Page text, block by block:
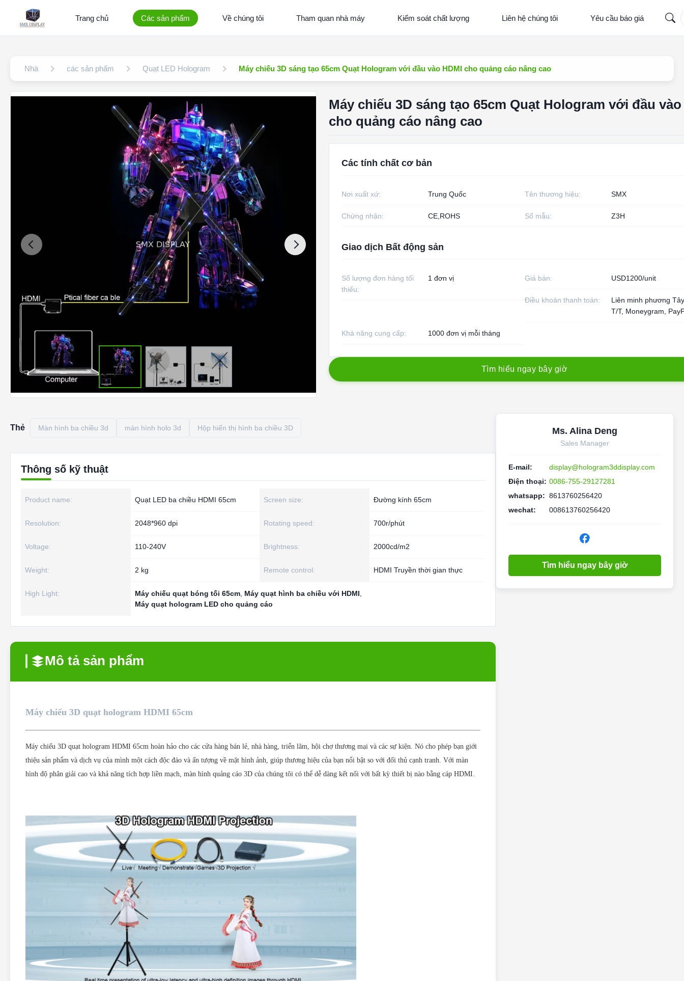
Trang chủ Các sản phẩm Về chúng tôi Tham quan nhà máy Kiểm soát chất lượng Liên hệ chúng tôi Yêu cầu báo giá
Nhà các sản phẩm Quạt LED Hologram Máy chiếu 3D sáng tạo 65cm Quạt Hologram với đầu vào HDMI cho quảng cáo nâng cao
Máy chiếu 3D sáng tạo 65cm Quạt Hologram với đầu vào
cho quảng cáo nâng cao
Các tính chất cơ bản
Nơi xuất xứ: Trung Quốc Tên thương hiệu: SMX
Chứng nhận: CE,ROHS Số mẫu: Z3H
Giao dịch Bất động sản
Số lượng đơn hàng tối
thiểu:
1 đơn vị Giá bán: USD1200/unit
Điều khoản thanh toán:
Liên minh phương
T/T, Moneygram,
Khả năng cung cấp: 1000 đơn vị mỗi tháng
Tìm hiểu ngay bây giờ
Thẻ Màn hình ba chiều 3d màn hình holo 3d Hộp hiển thị hình ba chiều 3D
Thông số kỹ thuật
Product name: Quạt LED ba chiều HDMI 65cm Screen size: Đường kính 65cm
Resolution: 2048*960 dpi Rotating speed: 700r/phút
Voltage: 110-240V Brightness: 2000cd/m2
Weight: 2 kg Remote control: HDMI Truyền thời gian thực
High Light: Máy chiếu quạt bóng tối 65cm Máy quạt hình ba chiều với HDMI
Máy quạt hologram LED cho quảng cáo
Mô tả sản phẩm
Máy chiếu 3D quạt hologram HDMI 65cm
Máy chiếu 3D quạt hologram HDMI 65cm hoàn hảo cho các cửa hàng bán lẻ, nhà hàng, triển lãm, hội chợ thương mại và các sự kiện. Nó cho phép bạn giới
thiệu sản phẩm và dịch vụ của mình một cách độc đáo và ấn tượng về mặt hình ảnh, giúp thương hiệu của bạn nổi bật so với đối thủ cạnh tranh. Với màn
hình độ phân giải cao và khả năng tích hợp liền mạch, màn hình quảng cáo 3D của chúng tôi có thể dễ dàng kết nối với bất kỳ thiết bị nào bằng cáp HDMI.
Ms. Alina Deng
Sales Manager
E-mail:
display@hologram3ddisplay.com
Điện thoại: 0086-755-29127281
whatsapp: 8613760256420
wechat:
008613760256420
Tìm hiểu ngay bây giờ